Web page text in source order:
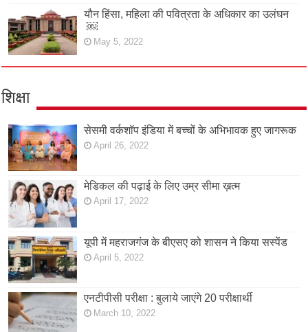
यौन हिंसा, महिला की पवित्रता के अधिकार का उलंघन
￼
May 5, 2022
शिक्षा
सेसमी वर्कशॉप इंडिया में बच्चों के अभिभावक हुए जागरूक
April 26, 2022
मेडिकल की पढ़ाई के लिए उम्र सीमा ख़त्म
April 17, 2022
यूपी में महराजगंज के बीएसए को शासन ने किया सस्पेंड
April 5, 2022
एनटीपीसी परीक्षा : बुलाये जाएंगे 20 परीक्षार्थी
March 10, 2022